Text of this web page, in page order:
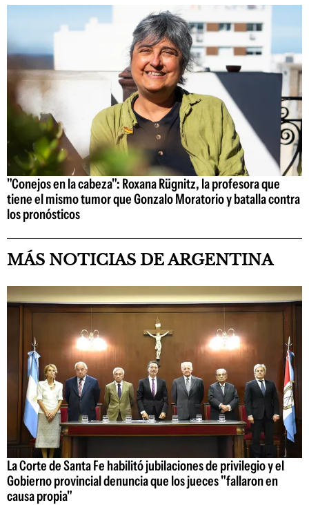
"Conejos en la cabeza": Roxana Rügnitz, la profesora que
tiene el mismo tumor que Gonzalo Moratorio y batalla contra
los pronósticos
MÁS NOTICIAS DE ARGENTINA
La Corte de Santa Fe habilitó jubilaciones de privilegio y el
Gobierno provincial denuncia que los jueces "fallaron en
causa propia"